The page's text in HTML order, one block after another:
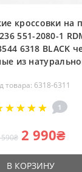
кроссовки на
551-2080-1
6318 BLACK
из
товара: 6318-6311
1
2 990₴
В КОРЗИНУ